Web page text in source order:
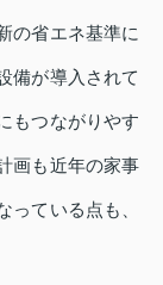
の省エネ基準に
備が導入されて
もつながりやす
画も近年の家事
ている点も、